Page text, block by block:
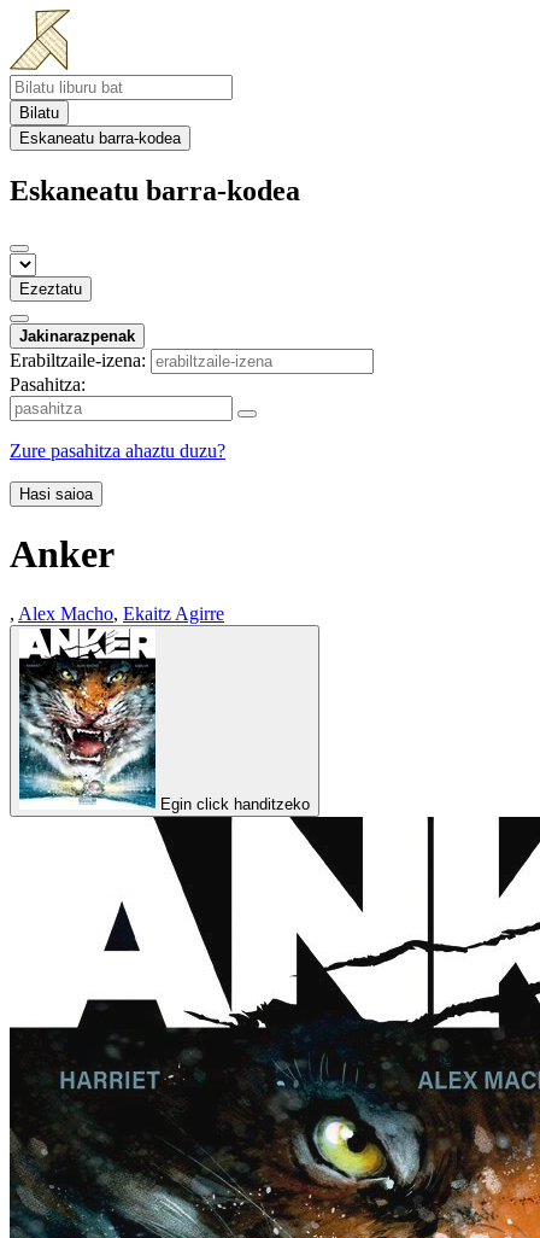
Bilatu
Eskaneatu barra-kodea
Eskaneatu barra-kodea
Ezeztatu
Jakinarazpenak
Erabiltzaile-izena:
Pasahitza:
Zure pasahitza ahaztu duzu?
Hasi saioa
Anker
, Alex Macho, Ekaitz Agirre
Egin click handitzeko